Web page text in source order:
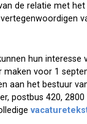
de relatie met
hun
maken voor 1
aan het bestuur
postbus 420, 2800